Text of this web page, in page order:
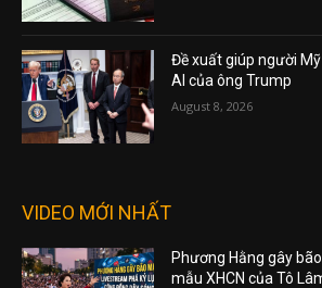
Đề xuất giúp người
AI của ông Trump
August 8, 2026
VIDEO MỚI NHẤT
Phương Hằng gây
mẫu XHCN của Tô